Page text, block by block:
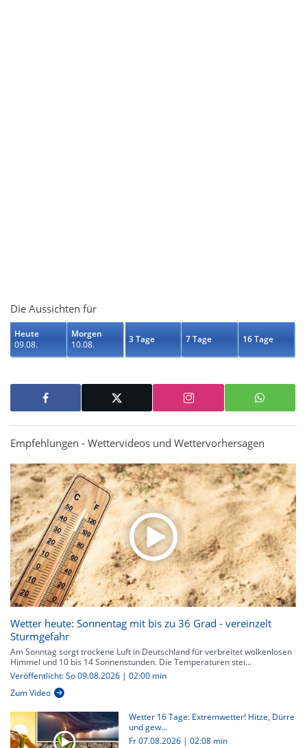
Die Aussichten für
Heute
09.08.
Morgen
10.08.
3 Tage 7 Tage 16 Tage
Empfehlungen - Wettervideos und Wettervorhersagen
Wetter heute: Sonnentag mit bis zu 36 Grad - vereinzelt
Sturmgefahr
Am Sonntag sorgt trockene Luft in Deutschland für verbreitet wolkenlosen
Himmel und 10 bis 14 Sonnenstunden. Die Temperaturen stei...
Veröffentlicht: So 09.08.2026 | 02:00 min
Zum Video
Wetter 16 Tage: Extremwetter! Hitze, Dürre
und gew...
Fr 07.08.2026 | 02:08 min